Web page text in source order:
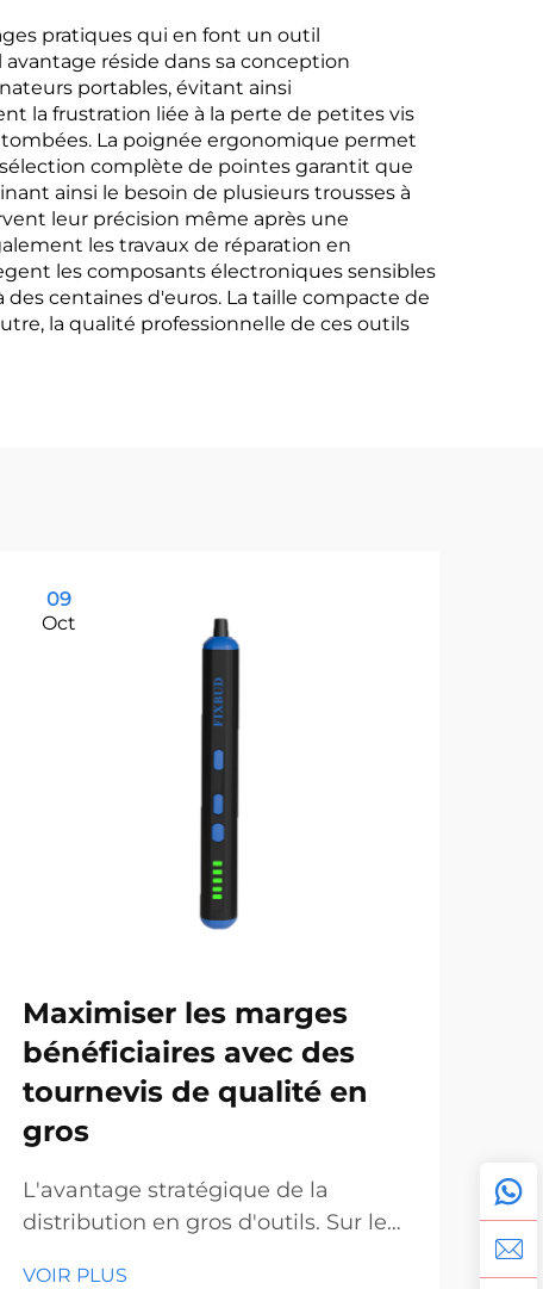
pratiques qui en font un outil
réside dans sa conception
portables, évitant ainsi
la frustration liée à la perte de petites vis
La poignée ergonomique permet
complète de pointes garantit que
ainsi le besoin de plusieurs trousses à
leur précision même après une
les travaux de réparation en
les composants électroniques sensibles
centaines d'euros. La taille compacte de
la qualité professionnelle de ces outils
09
Oct
Maximiser les marges
bénéficiaires avec des
tournevis de qualité en
gros
L'avantage stratégique de la
distribution en gros d'outils. Sur le
VOIR PLUS
La